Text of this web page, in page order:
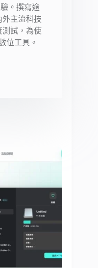
。撰寫逾
外主流科技
測試，為使
位工具。